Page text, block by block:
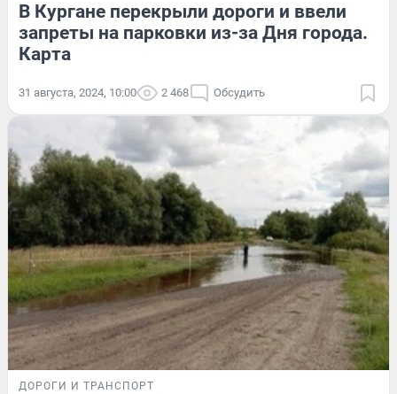
В Кургане перекрыли дороги и ввели
запреты на парковки из-за Дня города.
Карта
31 августа, 2024, 10:00 2 468 Обсудить
ДОРОГИ И ТРАНСПОРТ